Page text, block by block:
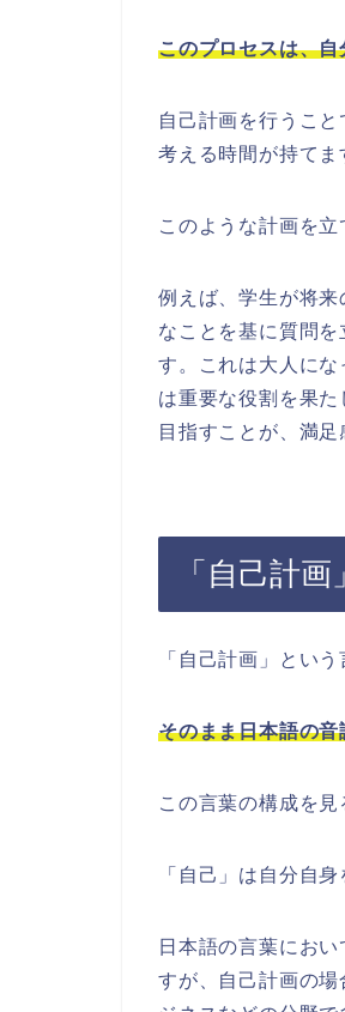
このプロセスは、
自己計画を行うこ
考える時間が持てま
このような計画を
例えば、学生が将
なことを基に質問
す。これは大人に
は重要な役割を果
目指すことが、満
「自己計
「自己計画」とい
そのまま日本語の
この言葉の構成を
「自己」は自分自
日本語の言葉にお
すが、自己計画の